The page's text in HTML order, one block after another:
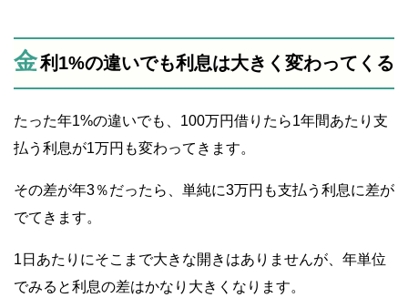
金利1%の違いでも利息は大きく変わってくる
たった年1%の違いでも、100万円借りたら1年間あたり支
払う利息が1万円も変わってきます。
その差が年3％だったら、単純に3万円も支払う利息に差が
でてきます。
1日あたりにそこまで大きな開きはありませんが、年単位
でみると利息の差はかなり大きくなります。